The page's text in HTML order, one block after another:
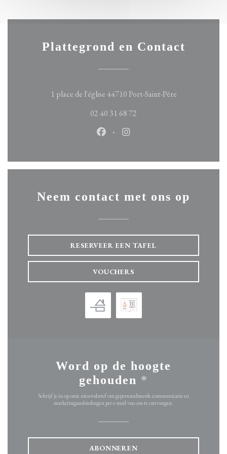
Plattegrond en Contact
1 place de l'église 44710 Port-Saint-Père((opent in een
02 40 31 68 72
Facebook ((opent in een nieuw
Instagram ((opent in een
Neem contact met ons op
RESERVEER EEN TAFEL
VOUCHERS
Word op de hoogte
gehouden *
Schrijf je in op onze nieuwsbrief om gepersonaliseerde communicatie en
marketingaanbiedingen per e-mail van ons te ontvangen.
ABONNEREN